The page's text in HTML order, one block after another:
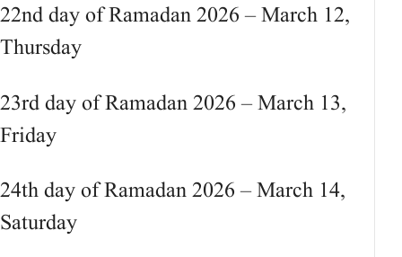
22nd day of Ramadan 2026 – March 12,
Thursday
23rd day of Ramadan 2026 – March 13,
Friday
24th day of Ramadan 2026 – March 14,
Saturday